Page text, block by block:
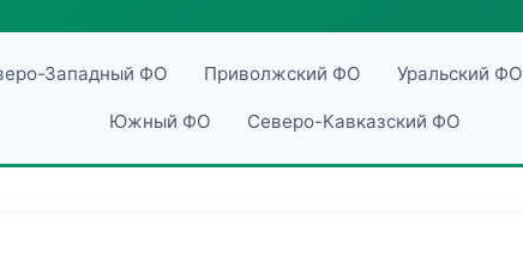
Западный ФО Приволжский ФО Уральский ФО
Южный ФО Северо-Кавказский ФО